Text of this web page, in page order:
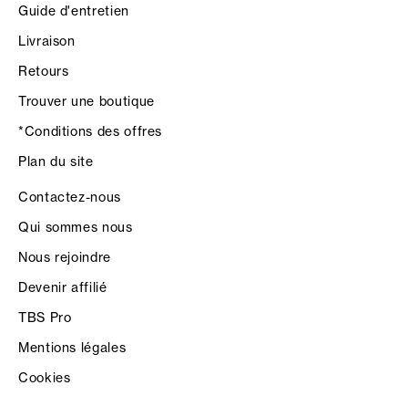
Guide d'entretien
Livraison
Retours
Trouver une boutique
*Conditions des offres
Plan du site
Contactez-nous
Qui sommes nous
Nous rejoindre
Devenir affilié
TBS Pro
Mentions légales
Cookies